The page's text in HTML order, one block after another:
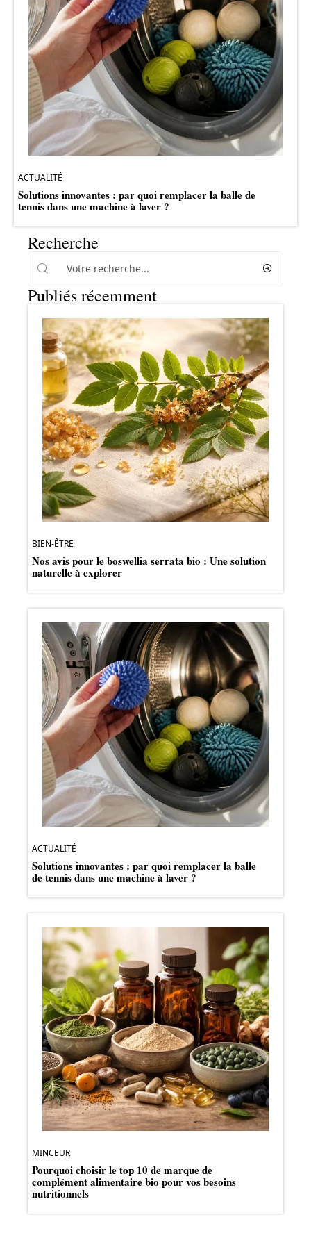
ACTUALITÉ
Solutions innovantes : par quoi remplacer la balle de
tennis dans une machine à laver ?
Recherche
Publiés récemment
BIEN-ÊTRE
Nos avis pour le boswellia serrata bio : Une solution
naturelle à explorer
ACTUALITÉ
Solutions innovantes : par quoi remplacer la balle
de tennis dans une machine à laver ?
MINCEUR
Pourquoi choisir le top 10 de marque de
complément alimentaire bio pour vos besoins
nutritionnels